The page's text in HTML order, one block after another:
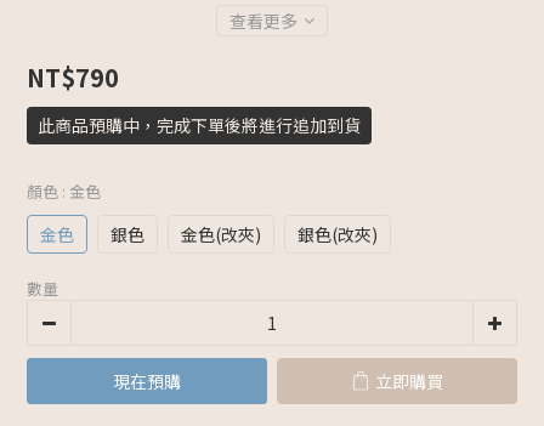
查看更多
NT$790
此商品預購中，完成下單後將進行追加到貨
顏色 : 金色
金色 銀色 金色(改夾) 銀色(改夾)
數量
現在預購 立即購買